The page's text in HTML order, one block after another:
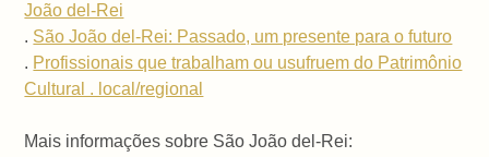
João del-Rei
. São João del-Rei: Passado, um presente para o futuro
. Profissionais que trabalham ou usufruem do Patrimônio
Cultural . local/regional
Mais informações sobre São João del-Rei: